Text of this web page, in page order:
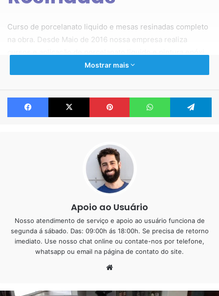
Curso de porcelanato liquido e mesas resinadas completo
na obra. Desde Maio de 2016 nossa empresa realiza
por todo Brasil. Com sede em São Paulo SP capital desde
Dezembro de 2000 no mesmo endereço.
Nosso instrutor tem muito conhecimento na área, pois
estamos sempre em obra e as experiências adquiridas são
Acreditamos que o instrutor precisa ter conhecimentos
reais, todavia como pode ensinar uma coisa que não vive?
Conteúdo Programático – Piso
Preparação de superfície – Nesse caso iremos fazer
o nivelamento em uma base de cerâmica e contra
Mostrar mais
Facebook X Pinterest WhatsApp
Apoio ao Usuário
Nosso atendimento de serviço e apoio ao usuário funciona de
segunda á sábado. Das: 09:00h ás 18:00h. Se precisa de retorno
imediato. Use nosso chat online ou contate-nos por telefone,
whatsapp ou email na página de contato do site.